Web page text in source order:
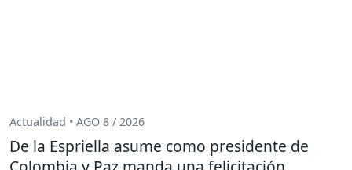
Actualidad • AGO 8 / 2026
De la Espriella asume como presidente de